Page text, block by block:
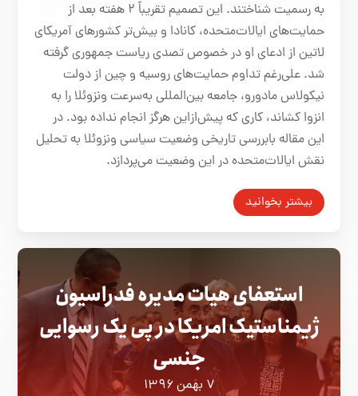
به رسمیت شناختند. این تصمیم تقریباً ۲ هفته بعد از
حمایت‌های ایالات‌متحده، کانادا و بیش‌تر کشورهای آمریکای
لاتین از ادعای او در خصوص تصدی ریاست جمهوری گرفته
شد. علی‌رغم تداوم حمایت‌های روسیه و چین از دولت
نیکولاس مادورو، جامعه بین‌المللی به‌سرعت ونزوئلا را به
انزوا کشاند، کاری که پیش‌ازاین هرگز انجام نداده بود. در
این مقاله بابررسی تاریخی وضعیت سیاسی ونزوئلا به تحلیل
نقش ایالات‌متحده در این وضعیت می‌پردازد.
بیشتر بخوانید
استعفای هیات مدیره فدراسیون
ژیمناستیک امریکا در پی یک رسوایی
جنسی
۷ بهمن ۱۳۹۶